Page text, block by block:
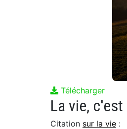
Télécharger
Citation sur la vie :